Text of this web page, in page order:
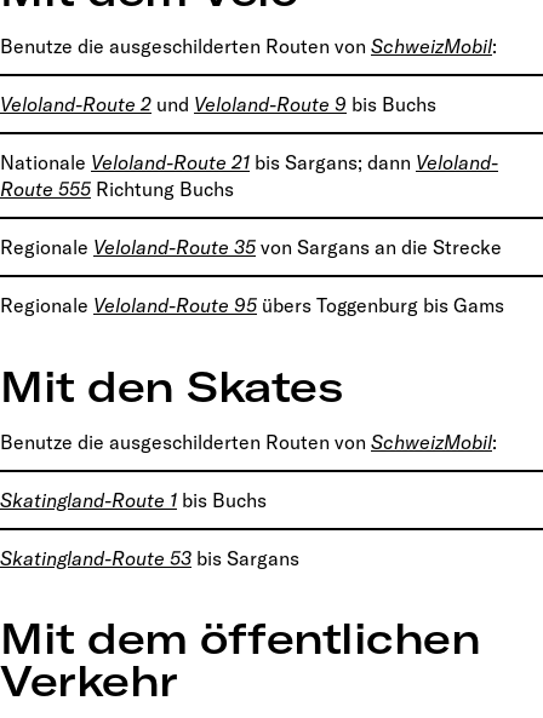
Benutze die ausgeschilderten Routen von SchweizMobil:
Veloland-Route 2 und Veloland-Route 9 bis Buchs
Nationale Veloland-Route 21 bis Sargans; dann Veloland-
Route 555 Richtung Buchs
Regionale Veloland-Route 35 von Sargans an die Strecke
Regionale Veloland-Route 95 übers Toggenburg bis Gams
Mit den Skates
Benutze die ausgeschilderten Routen von SchweizMobil:
Skatingland-Route 1 bis Buchs
Skatingland-Route 53 bis Sargans
Mit dem öffentlichen
Verkehr